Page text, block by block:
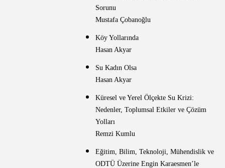
Sorunu
Mustafa Çobanoğlu
Köy Yollarında
Hasan Akyar
Su Kadın Olsa
Hasan Akyar
Küresel ve Yerel Ölçekte Su Krizi:
Nedenler, Toplumsal Etkiler ve Çözüm
Yolları
Remzi Kumlu
Eğitim, Bilim, Teknoloji, Mühendislik ve
ODTÜ Üzerine Engin Karaesmen’le